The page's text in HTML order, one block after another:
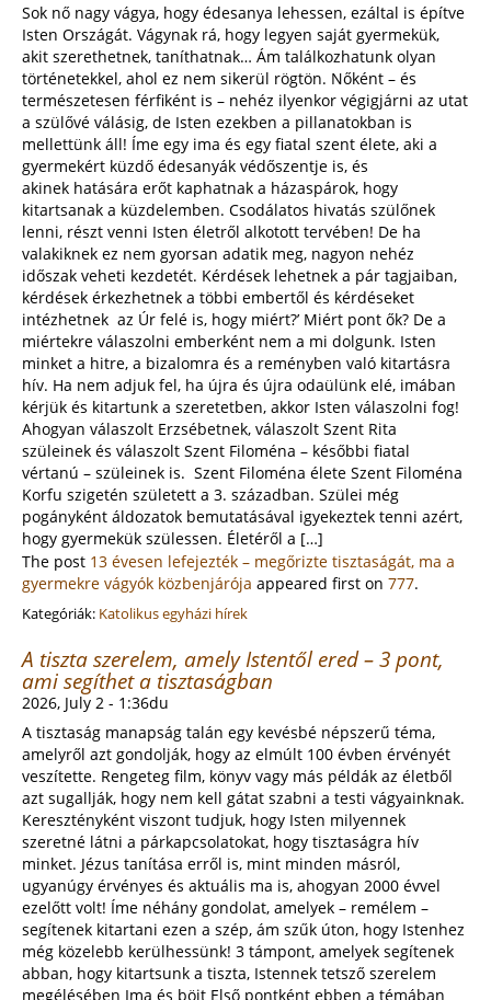
Sok nő nagy vágya, hogy édesanya lehessen, ezáltal is építve
Isten Országát. Vágynak rá, hogy legyen saját gyermekük,
akit szerethetnek, taníthatnak… Ám találkozhatunk olyan
történetekkel, ahol ez nem sikerül rögtön. Nőként – és
természetesen férfiként is – nehéz ilyenkor végigjárni az utat
a szülővé válásig, de Isten ezekben a pillanatokban is
mellettünk áll! Íme egy ima és egy fiatal szent élete, aki a
gyermekért küzdő édesanyák védőszentje is, és
akinek hatására erőt kaphatnak a házaspárok, hogy
kitartsanak a küzdelemben. Csodálatos hivatás szülőnek
lenni, részt venni Isten életről alkotott tervében! De ha
valakiknek ez nem gyorsan adatik meg, nagyon nehéz
időszak veheti kezdetét. Kérdések lehetnek a pár tagjaiban,
kérdések érkezhetnek a többi embertől és kérdéseket
intézhetnek az Úr felé is, hogy miért?’ Miért pont ők? De a
miértekre válaszolni emberként nem a mi dolgunk. Isten
minket a hitre, a bizalomra és a reményben való kitartásra
hív. Ha nem adjuk fel, ha újra és újra odaülünk elé, imában
kérjük és kitartunk a szeretetben, akkor Isten válaszolni fog!
Ahogyan válaszolt Erzsébetnek, válaszolt Szent Rita
szüleinek és válaszolt Szent Filoména – későbbi fiatal
vértanú – szüleinek is. Szent Filoména élete Szent Filoména
Korfu szigetén született a 3. században. Szülei még
pogányként áldozatok bemutatásával igyekeztek tenni azért,
hogy gyermekük szülessen. Életéről a […]
The post 13 évesen lefejezték – megőrizte tisztaságát, ma a
gyermekre vágyók közbenjárója appeared first on 777.
Kategóriák: Katolikus egyházi hírek
A tiszta szerelem, amely Istentől ered – 3 pont,
ami segíthet a tisztaságban
2026, July 2 - 1:36du
A tisztaság manapság talán egy kevésbé népszerű téma,
amelyről azt gondolják, hogy az elmúlt 100 évben érvényét
veszítette. Rengeteg film, könyv vagy más példák az életből
azt sugallják, hogy nem kell gátat szabni a testi vágyainknak.
Keresztényként viszont tudjuk, hogy Isten milyennek
szeretné látni a párkapcsolatokat, hogy tisztaságra hív
minket. Jézus tanítása erről is, mint minden másról,
ugyanúgy érvényes és aktuális ma is, ahogyan 2000 évvel
ezelőtt volt! Íme néhány gondolat, amelyek – remélem –
segítenek kitartani ezen a szép, ám szűk úton, hogy Istenhez
még közelebb kerülhessünk! 3 támpont, amelyek segítenek
abban, hogy kitartsunk a tiszta, Istennek tetsző szerelem
megélésében Ima és böjt Első pontként ebben a témában